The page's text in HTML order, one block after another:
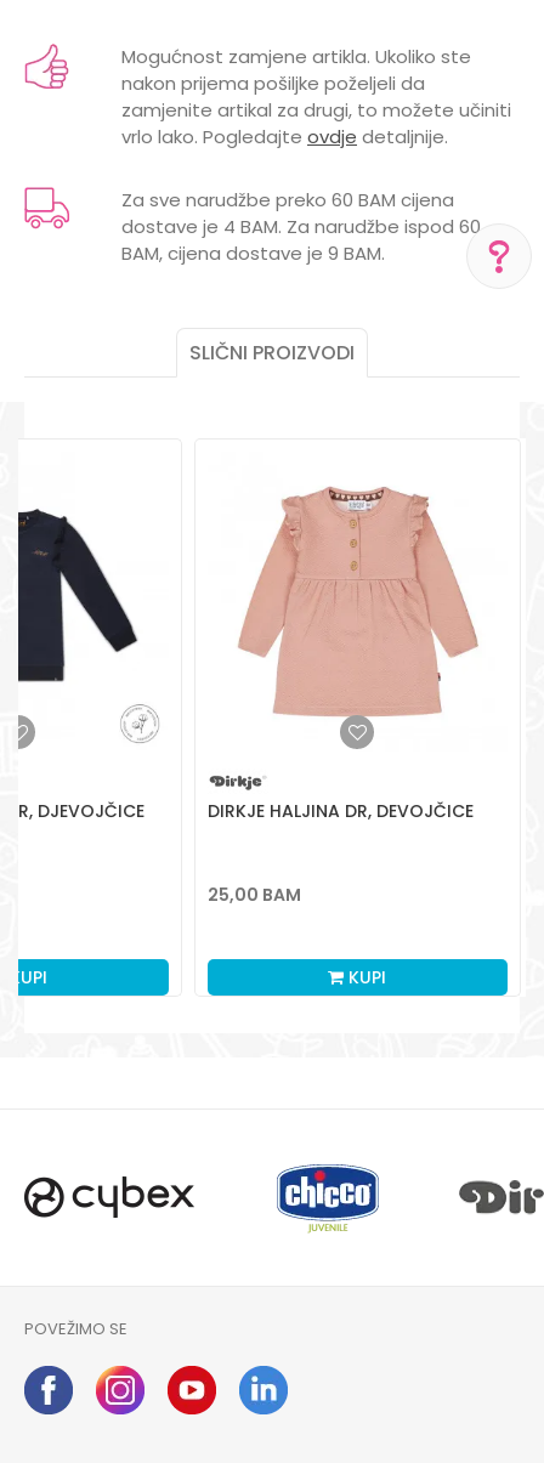
POMOĆ PRI KUPOVINI
Za više informacija,
pomoć i porudžbine
15:00h
Pišite nam
aksaonlinebih@aksabih.ba
Email
Mogućnost zamjene artikla. Ukoliko ste
nakon prijema pošiljke poželjeli da
zamjenite artikal za drugi, to možete učiniti
vrlo lako. Pogledajte ovdje detaljnije.
Za sve narudžbe preko 60 BAM cijena
dostave je 4 BAM. Za narudžbe ispod 60
BAM, cijena dostave je 9 BAM.
SLIČNI PROIZVODI
DJEVOJČICE
KUPI
DIRKJE HALJINA DR, DEVOJČICE
25,00 BAM
KUPI
POVEŽIMO SE